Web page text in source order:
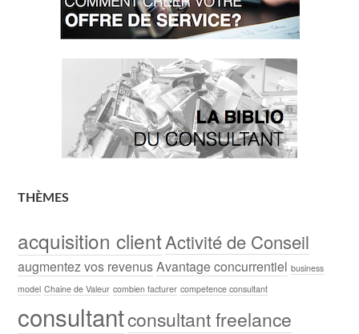
THÈMES
acquisition clientActivité de Conseil
augmentez vos revenusAvantage concurrentiel business
model Chaine de Valeur combien facturer competence consultant
consultantconsultant freelance